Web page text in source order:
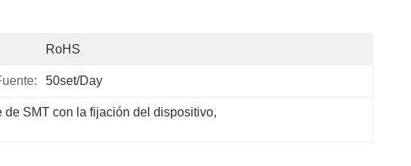
RoHS
50set/day
de SMT con la fijación del dispositivo,